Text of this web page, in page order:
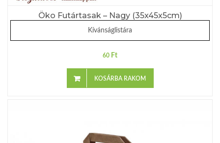
Öko Futártasak – Nagy (35x45x5cm)
Kívánságlistára
60 Ft
KOSÁRBA RAKOM